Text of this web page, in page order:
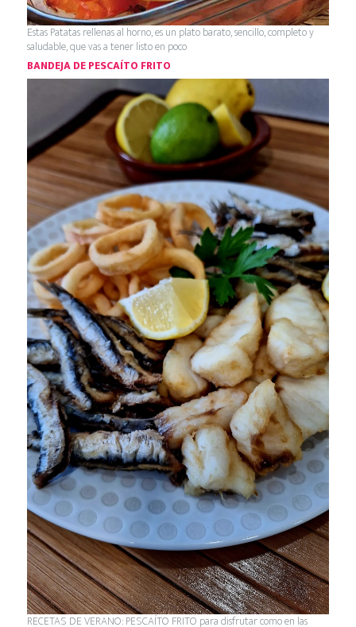
Estas Patatas rellenas al horno, es un plato barato, sencillo, completo y
saludable, que vas a tener listo en poco
BANDEJA DE PESCAÍTO FRITO
RECETAS DE VERANO: PESCAÍTO FRITO para disfrutar como en las